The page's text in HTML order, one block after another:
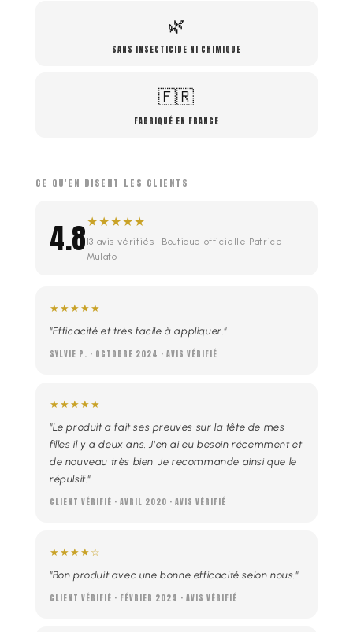
🌿
SANS INSECTICIDE NI CHIMIQUE
🇫🇷
FABRIQUÉ EN FRANCE
CE QU'EN DISENT LES CLIENTS
4.8★★★★★
13 avis vérifiés · Boutique officielle Patrice
Mulato
★★★★★
"Efficacité et très facile à appliquer."
SYLVIE P. · OCTOBRE 2024 · AVIS VÉRIFIÉ
★★★★★
"Le produit a fait ses preuves sur la tête de mes
filles il y a deux ans. J'en ai eu besoin récemment et
de nouveau très bien. Je recommande ainsi que le
répulsif."
CLIENT VÉRIFIÉ · AVRIL 2020 · AVIS VÉRIFIÉ
★★★★☆
"Bon produit avec une bonne efficacité selon nous."
CLIENT VÉRIFIÉ · FÉVRIER 2024 · AVIS VÉRIFIÉ